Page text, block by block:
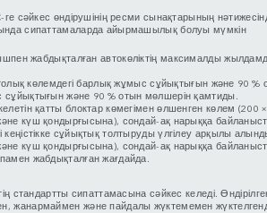
ге сәйкес өндірушінің ресми сынақтарының
сипаттамаларда айырмашылық болуы мүмкін
жабдықталған автокөліктің максималды
көлемдегі барлық жұмыс сұйықтығын және 90 %
және 90 % отын мөлшерін қамтиды.
қатты блоктар көмегімен өлшенген көлем
күш қондырғысына), сондай-ақ нарыққа
сұйықтық толтыруды үлгілеу арқылы
күш қондырғысына), сондай-ақ нарыққа
жабдықталған жағдайда.
стандартты сипаттамасына сәйкес келеді.
және пайдалы жүктемемен